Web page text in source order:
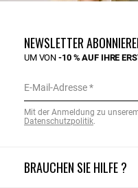
BRAUCHEN SIE HILFE ?
NEWSLETTER
UM VON-10 % AUF IHRE
E-Mail-Adresse
Mit der Anmeldung zu
Datenschutzpolitik.